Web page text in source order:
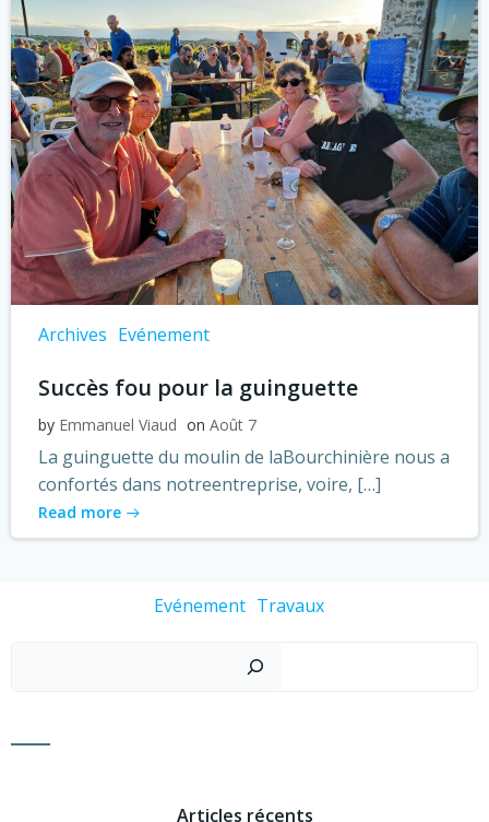
Archives Evénement
Succès fou pour la guinguette
by Emmanuel Viaud on Août 7
La guinguette du moulin de laBourchinière nous a
confortés dans notreentreprise, voire, […]
Read more
Evénement Travaux
Articles récents